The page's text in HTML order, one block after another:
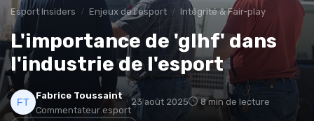
Esport Insiders Enjeux de l'esport Intégrité & Fair-play
L'importance de 'glhf' dans
l'industrie de l'esport
Fabrice Toussaint
Commentateur esport
23 août 2025 8 min de lecture